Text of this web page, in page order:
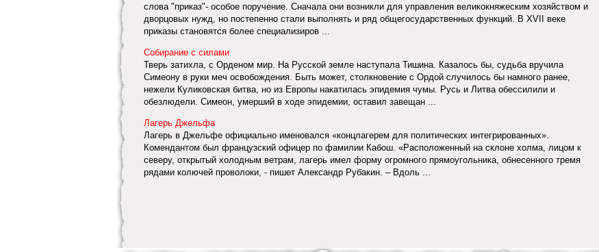
слова "приказ"- особое поручение. Сначала они возникли для управления великокняжеским хозяйством и
дворцовых нужд, но постепенно стали выполнять и ряд общегосударственных функций. В XVII веке
приказы становятся более специализиров ...
Собирание с силами
Тверь затихла, с Орденом мир. На Русской земле наступала Тишина. Казалось бы, судьба вручила
Симеону в руки меч освобождения. Быть может, столкновение с Ордой случилось бы намного ранее,
нежели Куликовская битва, но из Европы накатилась эпидемия чумы. Русь и Литва обессилили и
обезлюдели. Симеон, умерший в ходе эпидемии, оставил завещан ...
Лагерь Джельфа
Лагерь в Джельфе официально именовался «концлагерем для политических интегрированных».
Комендантом был французский офицер по фамилии Кабош. «Расположенный на склоне холма, лицом к
северу, открытый холодным ветрам, лагерь имел форму огромного прямоугольника, обнесенного тремя
рядами колючей проволоки, - пишет Александр Рубакин. – Вдоль ...